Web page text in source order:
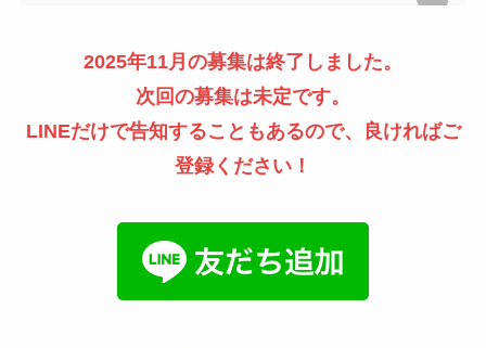
2025年11月の募集は終了しました。
次回の募集は未定です。
LINEだけで告知することもあるので、良ければご
登録ください！